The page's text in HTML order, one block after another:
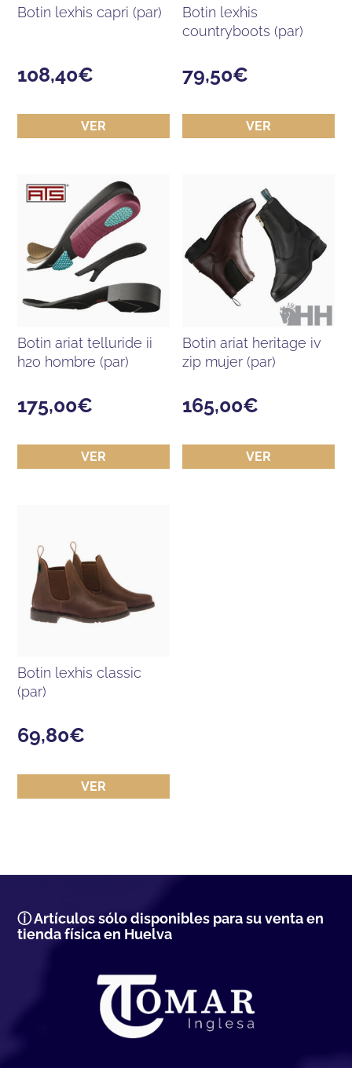
botin lexhis capri (par)
108,40€
VER
botin lexhis
countryboots (par)
79,50€
VER
botin ariat telluride ii
h2o hombre (par)
175,00€
VER
botin ariat heritage iv
zip mujer (par)
165,00€
VER
botin lexhis classic
(par)
69,80€
VER
ⓘ Artículos sólo disponibles para su venta en
tienda física en Huelva